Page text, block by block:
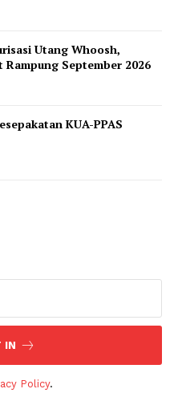
Utang Whoosh,
September 2026
KUA-PPAS
IN
Policy.